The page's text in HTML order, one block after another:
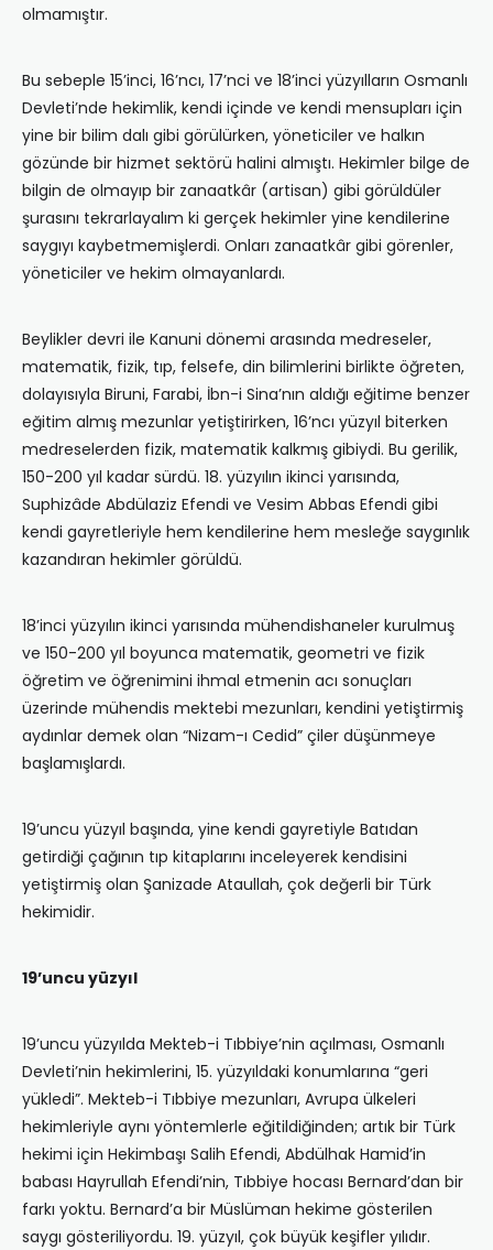
olmamıştır.
Bu sebeple 15’inci, 16’ncı, 17’nci ve 18’inci yüzyılların Osmanlı
Devleti’nde hekimlik, kendi içinde ve kendi mensupları için
yine bir bilim dalı gibi görülürken, yöneticiler ve halkın
gözünde bir hizmet sektörü halini almıştı. Hekimler bilge de
bilgin de olmayıp bir zanaatkâr (artisan) gibi görüldüler
şurasını tekrarlayalım ki gerçek hekimler yine kendilerine
saygıyı kaybetmemişlerdi. Onları zanaatkâr gibi görenler,
yöneticiler ve hekim olmayanlardı.
Beylikler devri ile Kanuni dönemi arasında medreseler,
matematik, fizik, tıp, felsefe, din bilimlerini birlikte öğreten,
dolayısıyla Biruni, Farabi, İbn-i Sina’nın aldığı eğitime benzer
eğitim almış mezunlar yetiştirirken, 16’ncı yüzyıl biterken
medreselerden fizik, matematik kalkmış gibiydi. Bu gerilik,
150-200 yıl kadar sürdü. 18. yüzyılın ikinci yarısında,
Suphizâde Abdülaziz Efendi ve Vesim Abbas Efendi gibi
kendi gayretleriyle hem kendilerine hem mesleğe saygınlık
kazandıran hekimler görüldü.
18’inci yüzyılın ikinci yarısında mühendishaneler kurulmuş
ve 150-200 yıl boyunca matematik, geometri ve fizik
öğretim ve öğrenimini ihmal etmenin acı sonuçları
üzerinde mühendis mektebi mezunları, kendini yetiştirmiş
aydınlar demek olan “Nizam-ı Cedid” çiler düşünmeye
başlamışlardı.
19’uncu yüzyıl başında, yine kendi gayretiyle Batıdan
getirdiği çağının tıp kitaplarını inceleyerek kendisini
yetiştirmiş olan Şanizade Ataullah, çok değerli bir Türk
hekimidir.
19’uncu yüzyıl
19’uncu yüzyılda Mekteb-i Tıbbiye’nin açılması, Osmanlı
Devleti’nin hekimlerini, 15. yüzyıldaki konumlarına “geri
yükledi”. Mekteb-i Tıbbiye mezunları, Avrupa ülkeleri
hekimleriyle aynı yöntemlerle eğitildiğinden; artık bir Türk
hekimi için Hekimbaşı Salih Efendi, Abdülhak Hamid’in
babası Hayrullah Efendi’nin, Tıbbiye hocası Bernard’dan bir
farkı yoktu. Bernard’a bir Müslüman hekime gösterilen
saygı gösteriliyordu. 19. yüzyıl, çok büyük keşifler yılıdır.